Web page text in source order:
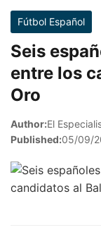
Fútbol Español
Seis
entre los
Oro
Author:El
Published:05/09/